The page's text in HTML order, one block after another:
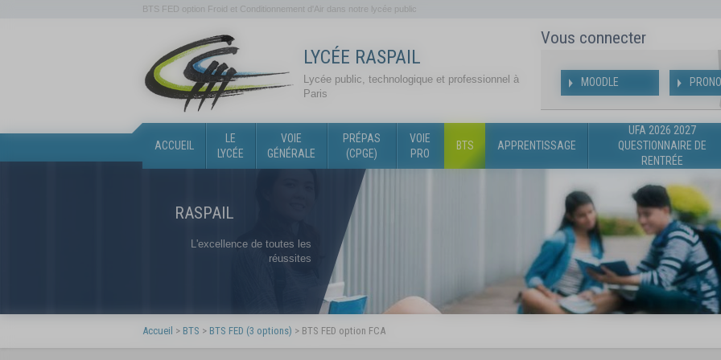
BTS FED option Froid et Conditionnement d'Air dans notre lycée public
LYCÉE RASPAIL
Lycée public, technologique et professionnel à
Paris
Vous connecter
MOODLE
ACCUEIL
LE
LYCÉE
VOIE
GÉNÉRALE
PRÉPAS
(CPGE)
VOIE
PRO
BTS APPRENTISSAGE
UFA 2026 2027
QUESTIONNAIRE DE
RENTRÉE
RASPAIL
L'excellence de toutes les
réussites
Accueil > BTS > BTS FED (3 options) > BTS FED option FCA
Panneau de gestion des cookies